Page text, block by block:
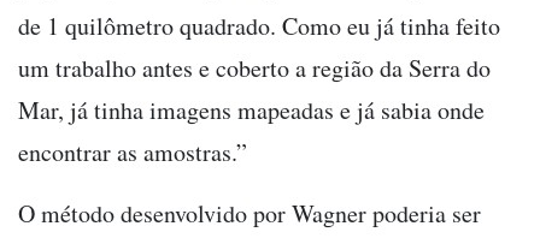
de 1 quilômetro quadrado. Como eu já tinha feito
um trabalho antes e coberto a região da Serra do
Mar, já tinha imagens mapeadas e já sabia onde
encontrar as amostras.”
O método desenvolvido por Wagner poderia ser